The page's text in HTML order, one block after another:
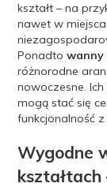
kształt – na
nawet w
Ponadto wanny
różnorodne
nowoczesne.
mogą stać się
funkcjonalność
Wygodne